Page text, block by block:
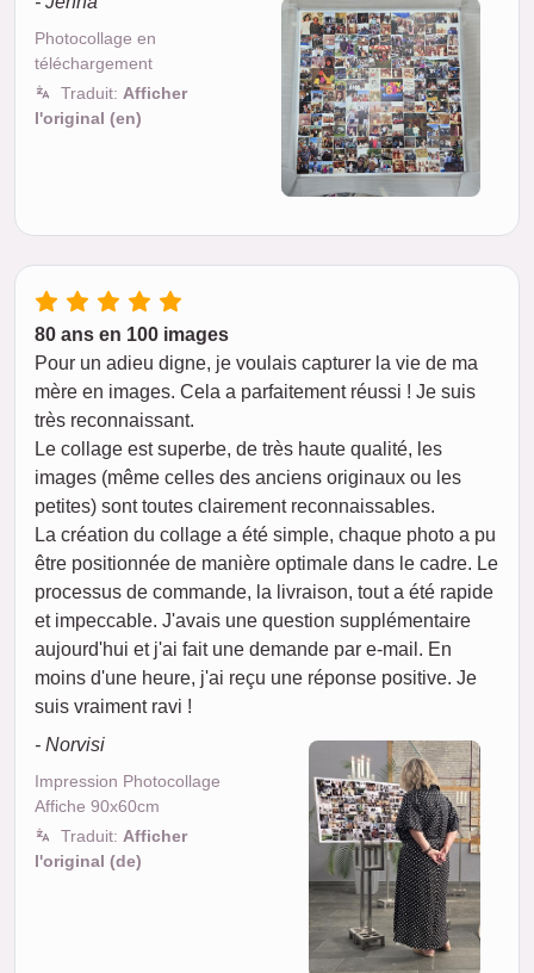
Photocollage en
téléchargement
Traduit: Afficher
l'original (en)
80 ans en 100 images
Pour un adieu digne, je voulais capturer la vie de ma
mère en images. Cela a parfaitement réussi ! Je suis
très reconnaissant.
Le collage est superbe, de très haute qualité, les
images (même celles des anciens originaux ou les
petites) sont toutes clairement reconnaissables.
La création du collage a été simple, chaque photo a pu
être positionnée de manière optimale dans le cadre. Le
processus de commande, la livraison, tout a été rapide
et impeccable. J'avais une question supplémentaire
aujourd'hui et j'ai fait une demande par e-mail. En
moins d'une heure, j'ai reçu une réponse positive. Je
suis vraiment ravi !
- Norvisi
Impression Photocollage
Affiche 90x60cm
Traduit: Afficher
l'original (de)